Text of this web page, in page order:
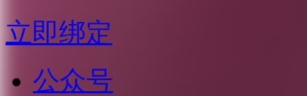
立即绑定
公众号